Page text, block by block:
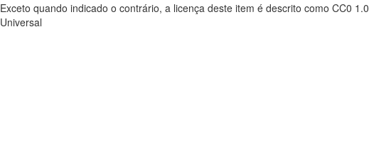
Exceto quando indicado o contrário, a licença deste item é descrito como CC0 1.0
Universal